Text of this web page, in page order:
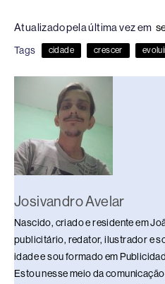
c
e
b
o
o
e
a
d
s
e
dI
n
y
Atualizado pela última vez em
Tags cidade crescer
Josivandro Avelar
Nascido, criado e residente em
publicitário, redator, ilustrador e
idade e sou formado em
Estou nesse meio da